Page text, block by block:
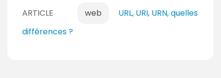
m
ARTICLE web
URL, URI, URN, quelles
différences ?